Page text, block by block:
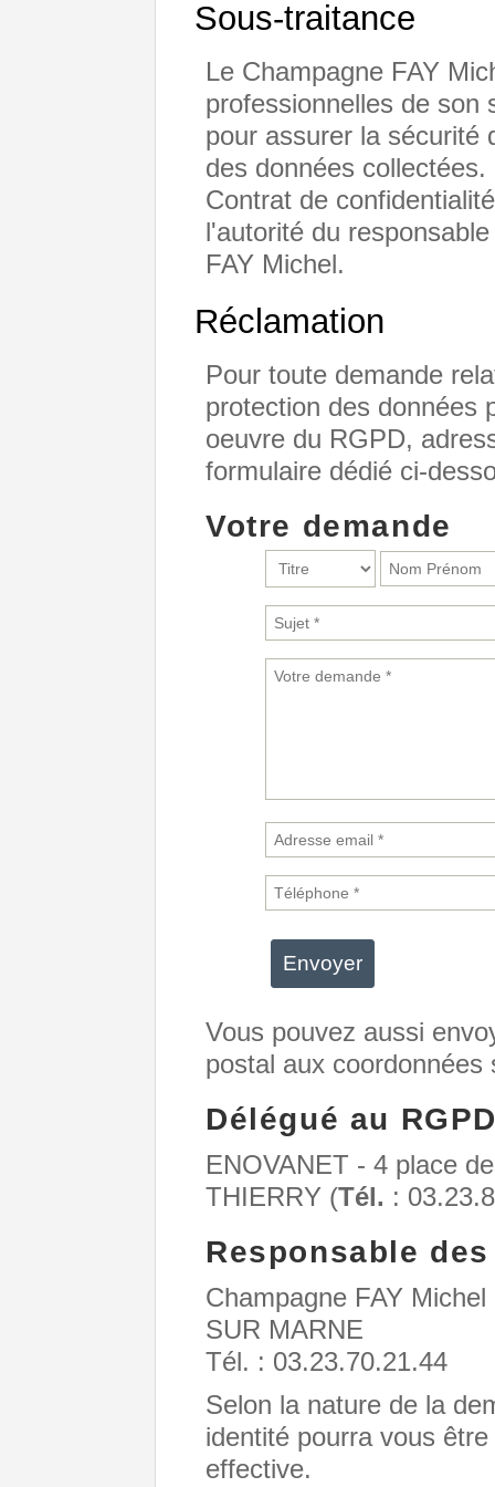
Sous-traitance
Le Champagne FAY
professionnelles de son
pour assurer la sécurité
des données
Contrat de
l'autorité du
FAY Michel.
Réclamation
Pour toute demande
protection des données
oeuvre du RGPD,
formulaire dédié ci-
Votre demande
Vous pouvez aussi
postal aux coordonnées
Délégué au
ENOVANET - 4 place
THIERRY (Tél. :
Responsable
Champagne FAY
SUR MARNE
Tél. : 03.23.70.21.44
Selon la nature de la
identité pourra vous
effective.